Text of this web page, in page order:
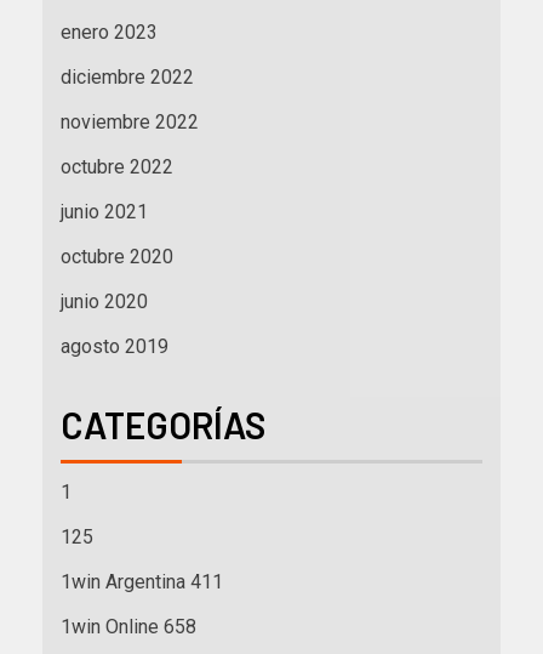
enero 2023
diciembre 2022
noviembre 2022
octubre 2022
junio 2021
octubre 2020
junio 2020
agosto 2019
CATEGORÍAS
1
125
1win Argentina 411
1win Online 658